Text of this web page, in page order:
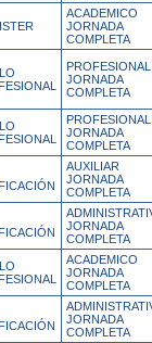
ACADEMICO
JORNADA
COMPLETA
PROFESIONAL
JORNADA
COMPLETA
PROFESIONAL
JORNADA
COMPLETA
AUXILIAR
JORNADA
COMPLETA
JORNADA
COMPLETA
ACADEMICO
JORNADA
COMPLETA
JORNADA
COMPLETA